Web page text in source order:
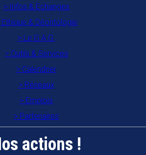
Infos & Echanges
Ethique & Déontologie
Le G.A.G.
Outils & Services
Calendrier
Réseaux
Emplois
Partenaires
actions !